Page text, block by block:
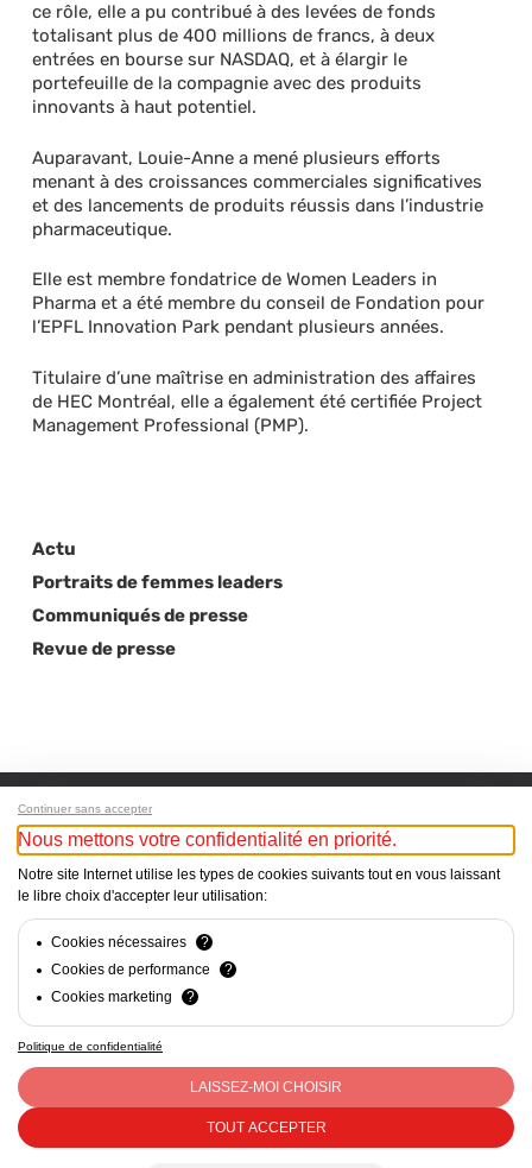
ce rôle, elle a pu contribué à des levées de fonds
totalisant plus de 400 millions de francs, à deux
entrées en bourse sur NASDAQ, et à élargir le
portefeuille de la compagnie avec des produits
innovants à haut potentiel.
Auparavant, Louie-Anne a mené plusieurs efforts
menant à des croissances commerciales significatives
et des lancements de produits réussis dans l’industrie
pharmaceutique.
Elle est membre fondatrice de Women Leaders in
Pharma et a été membre du conseil de Fondation pour
l’EPFL Innovation Park pendant plusieurs années.
Titulaire d’une maîtrise en administration des affaires
de HEC Montréal, elle a également été certifiée Project
Management Professional (PMP).
Actu
Portraits de femmes leaders
Communiqués de presse
Revue de presse
Next Post
Anne-Claire Bisch rejoint le conseil de Fondation
de Trajets
Mentions Légales - Responsable du site web : Cercle Suisse
des Administratrices c/o CVCI, Avenue d’Ouchy 47, Lausanne
- CHE-290.363.452 - contact@csda.ch
Continuer sans accepter
Nous mettons votre confidentialité en priorité.
Notre site Internet utilise les types de cookies suivants tout en vous laissant
le libre choix d'accepter leur utilisation:
Cookies nécessaires
?
Cookies de performance
?
Cookies marketing
?
Politique de confidentialité
LAISSEZ-MOI CHOISIR
TOUT ACCEPTER